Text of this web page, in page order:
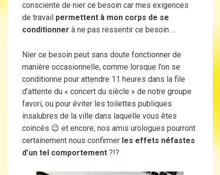
consciente de nier ce besoin car mes exigences
de travail permettent à mon corps de se
conditionner à ne pas ressentir ce besoin …
Nier ce besoin peut sans doute fonctionner de
manière occasionnelle, comme lorsque l’on se
conditionne pour attendre 11 heures dans la file
d’attente du « concert du siècle » de notre groupe
favori, ou pour éviter les toilettes publiques
insalubres de la ville dans laquelle vous êtes
coincés 😉 et encore, nos amis urologues pourront
certainement nous confirmer les effets néfastes
d’un tel comportement ?!?